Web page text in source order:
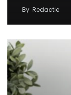
By Redactie